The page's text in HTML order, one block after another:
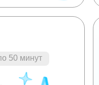
50 минут